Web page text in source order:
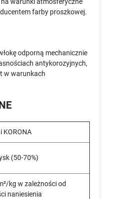
farby proszkowej.
odporną mechanicznie
antykorozyjnych,
w warunkach
KORONA
(50-70%)
kg w zależności od
naniesienia